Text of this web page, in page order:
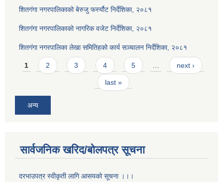
शितगंगा नगरपालिकाको बेरुजु फर्स्यौट निर्देशिका, २०८१
शितगंगा नगरपालिकाको नागरिक वजेट निर्देशिका, २०८१
शितगंगा नगरपालिका लेखा समितिहको कार्य सञ्चालन निर्देशिका, २०८१
Pages
1 2 3 4 5 next ›
last »
अन्य
सार्वजनिक खरिद/बोलपत्र सूचना
दरभाउपत्र स्वीकृती लागि आसयको सूचना ।।।